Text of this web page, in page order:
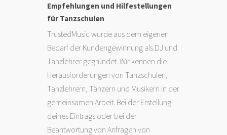
Empfehlungen und Hilfestellungen
für Tanzschulen
TrustedMusic wurde aus dem eigenen
Bedarf der Kundengewinnung als DJ und
Tanzlehrer gegründet. Wir kennen die
Herausforderungen von Tanzschulen,
Tanzlehrern, Tänzern und Musikern in der
gemeinsamen Arbeit. Bei der Erstellung
deines Eintrags oder bei der
Beantwortung von Anfragen von